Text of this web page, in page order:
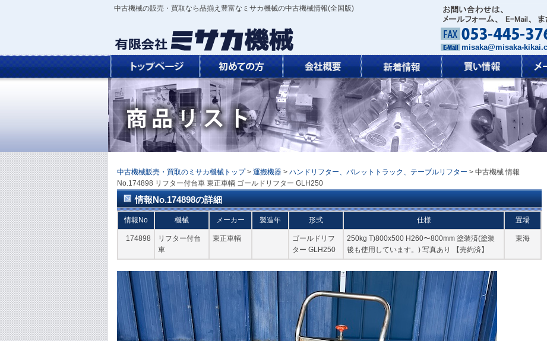
中古機械の販売・買取なら品揃え豊富なミサカ機械の中古機械情報(全国版)
misaka@misaka-
中古機械販売・買取のミサカ機械トップ > 運搬機器 > ハンドリフター、パレットトラック、テーブルリフター > 中古機械 情報
No.174898 リフター付台車 東正車輌 ゴールドリフター GLH250
情報No.174898の詳細
情報No 機械 メーカー 製造年 形式 仕様 置場
174898
リフター付台
車
東正車輌
ゴールドリフ
ター GLH250
250kg T)800x500 H260〜800mm 塗装済(塗装
後も使用しています。) 写真あり 【売約済】
東海